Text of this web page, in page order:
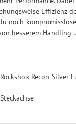
Effizienz
noch
besserem Handling
Recon Silver